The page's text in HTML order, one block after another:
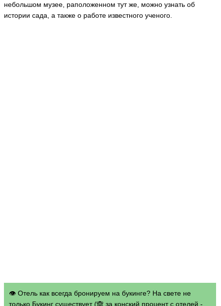
небольшом музее, раположенном тут же, можно узнать об
истории сада, а также о работе известного ученого.
👁 Отель как всегда бронируем на букинге? На свете не
только Букинг существует (🙈 за конский процент с отелей -